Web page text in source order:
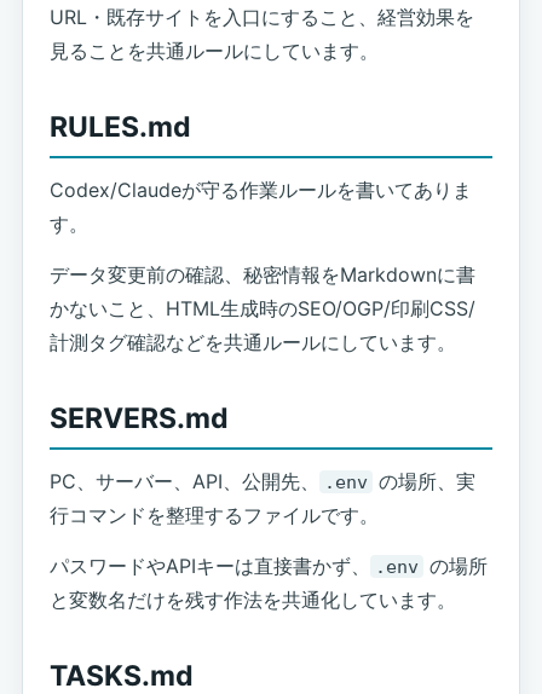
URL・既存サイトを入口にすること、経営効果を
見ることを共通ルールにしています。
RULES.md
Codex/Claudeが守る作業ルールを書いてありま
す。
データ変更前の確認、秘密情報をMarkdownに書
かないこと、HTML生成時のSEO/OGP/印刷CSS/
計測タグ確認などを共通ルールにしています。
SERVERS.md
PC、サーバー、API、公開先、 .env の場所、実
行コマンドを整理するファイルです。
パスワードやAPIキーは直接書かず、 .env の場所
と変数名だけを残す作法を共通化しています。
TASKS.md